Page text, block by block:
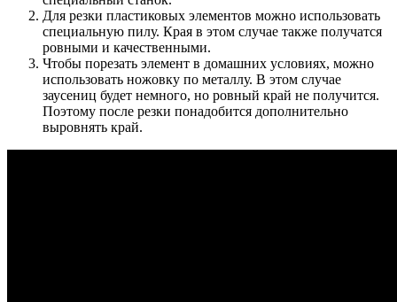
Для резки пластиковых элементов можно использовать
специальную пилу. Края в этом случае также получатся
ровными и качественными.
Чтобы порезать элемент в домашних условиях, можно
использовать ножовку по металлу. В этом случае
заусениц будет немного, но ровный край не получится.
Поэтому после резки понадобится дополнительно
выровнять край.